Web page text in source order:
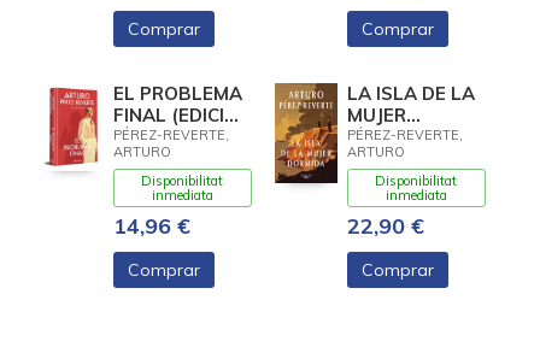
Comprar Comprar
EL PROBLEMA
FINAL (EDICIÓN
LIMITADA)
PÉREZ-REVERTE,
ARTURO
Disponibilitat
inmediata
14,96 €
Comprar
LA ISLA DE LA
MUJER
DORMIDA
PÉREZ-REVERTE,
ARTURO
Disponibilitat
inmediata
22,90 €
Comprar